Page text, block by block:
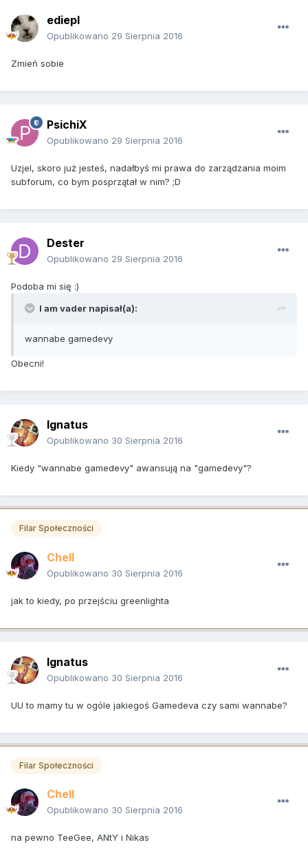
ediepl
Opublikowano 29 Sierpnia 2016
Zmień sobie
PsichiX
Opublikowano 29 Sierpnia 2016
Uzjel, skoro już jesteś, nadałbyś mi prawa do zarządzania moim
subforum, co bym posprzątał w nim? ;D
Dester
Opublikowano 29 Sierpnia 2016
Podoba mi się :)
I am vader napisał(a):
wannabe gamedevy
Obecni!
Ignatus
Opublikowano 30 Sierpnia 2016
Kiedy "wannabe gamedevy" awansują na "gamedevy"?
Filar Społeczności
Chell
Opublikowano 30 Sierpnia 2016
jak to kiedy, po przejściu greenlighta
Ignatus
Opublikowano 30 Sierpnia 2016
UU to mamy tu w ogóle jakiegoś Gamedeva czy sami wannabe?
Filar Społeczności
Chell
Opublikowano 30 Sierpnia 2016
na pewno TeeGee, ANtY i Nikas